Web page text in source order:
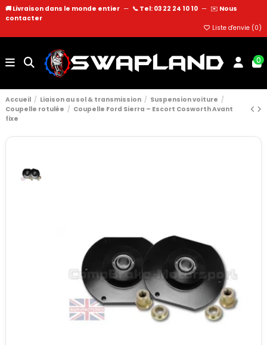
🚚 Livraison dans le monde entier — 📞 Tel: 03 22 24 10 10 — ✉️ Nous
contacter
Liste d'envie (0)
0
Accueil Liaison au sol & transmission
Suspension voiture
Coupelle rotulée
Coupelle Ford Sierra – Escort Cosworth Avant
fixe